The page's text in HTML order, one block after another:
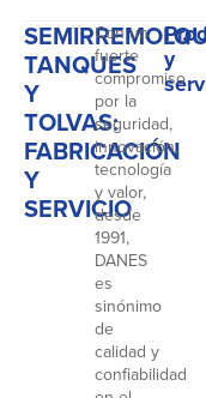
TANQUES
Y
TOLVAS:
FABRICACIÓN
Y
SERVICIO
Con un
fuerte
compromiso
por la
seguridad,
innovación,
tecnología
y valor,
desde
1991,
DANES
es
sinónimo
de
calidad y
confiabilidad
y